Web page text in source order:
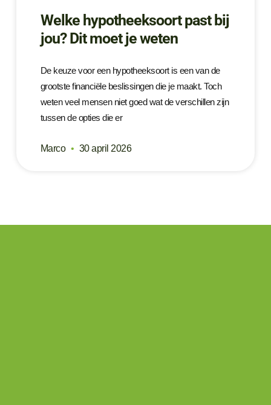
Welke hypotheeksoort past bij
jou? Dit moet je weten
De keuze voor een hypotheeksoort is een van de
grootste financiële beslissingen die je maakt. Toch
weten veel mensen niet goed wat de verschillen zijn
tussen de opties die er
Marco 30 april 2026